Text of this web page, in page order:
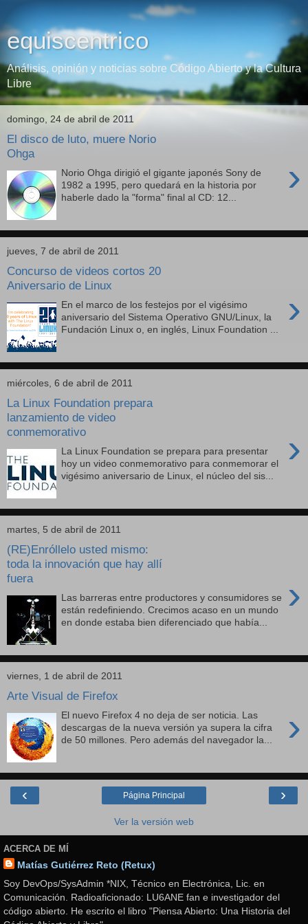
equiscentrico
Análisis, opinión y noticias sobre Código Abierto y la Cultura
Libre
domingo, 24 de abril de 2011
El disco de luto, muere Norio
Ohga
›
Norio Ohga dirigió el gigante japonés Sony de
1982 a 1995, pero quedará en la historia por
haberle dado la "forma" final al CD: 12...
jueves, 7 de abril de 2011
Concurso de videos cortos 20
Aniversario de Linux
›
En el marco de los festejos por el vigésimo
aniversario del Sistema Operativo GNU/Linux, la
Fundación Linux o, en inglés, Linux Foundation ...
miércoles, 6 de abril de 2011
La Linux Foundation prepara
lanzamiento de video
conmemorativo
›
La Linux Foundation se prepara para presentar
hoy un video conmemorativo para conmemorar el
vigésimo aniversario de Linux, el núcleo del sis...
martes, 5 de abril de 2011
(RE)Enróllelo usted mismo:
toda la innovación que hay allí
fuera
›
Las barreras entre productores y consumidores se
están redefiniendo. Crecimos acaso en un mundo
en donde estaba bien diferenciado que había...
viernes, 1 de abril de 2011
Arte Visual de Firefox
›
El nuevo Firefox 4 no deja de ser noticia. Las
descargas de la nueva versión ya supera la cifra
de 50 millones. Pero además del navegador la...
‹ ›
Página Principal
Ver la versión web
ACERCA DE MÍ
Matías Gutiérrez Reto (Retux)
Soy DevOps/SysAdmin *NIX, Técnico en Electrónica, Lic. en
Comunicación. Radioaficionado: LU6ANE fan e investigador del
código abierto. He escrito el libro "Piensa Abierto: Una Historia del